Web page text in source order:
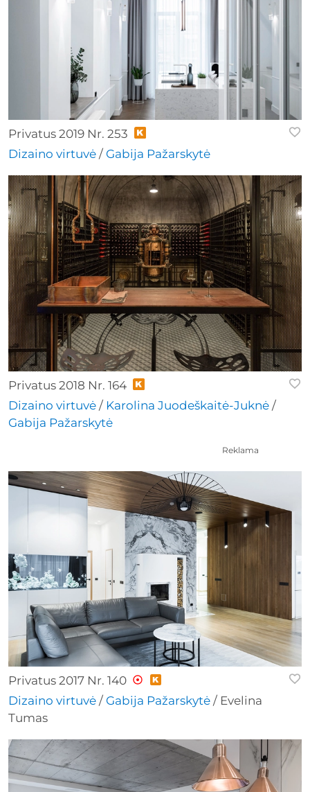
Privatus 2019 Nr. 253
Dizaino virtuvė / Gabija Pažarskytė
Privatus 2018 Nr. 164
Dizaino virtuvė / Karolina Juodeškaitė-Juknė /
Gabija Pažarskytė
Privatus 2017 Nr. 140
Dizaino virtuvė / Gabija Pažarskytė / Evelina
Tumas
Reklama